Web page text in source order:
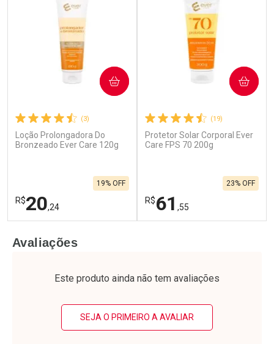
(3)
Loção Prolongadora Do
Bronzeado Ever Care 120g
R$20,24
19% OFF
COMPRAR
Laboratório
Por Menos
(19)
Protetor Solar Corporal Ever
Care FPS 70 200g
R$61 ,55
23% OFF
COMPRAR
Laboratório
Por Menos
Avaliações
Este produto ainda não tem avaliações
SEJA O PRIMEIRO A AVALIAR